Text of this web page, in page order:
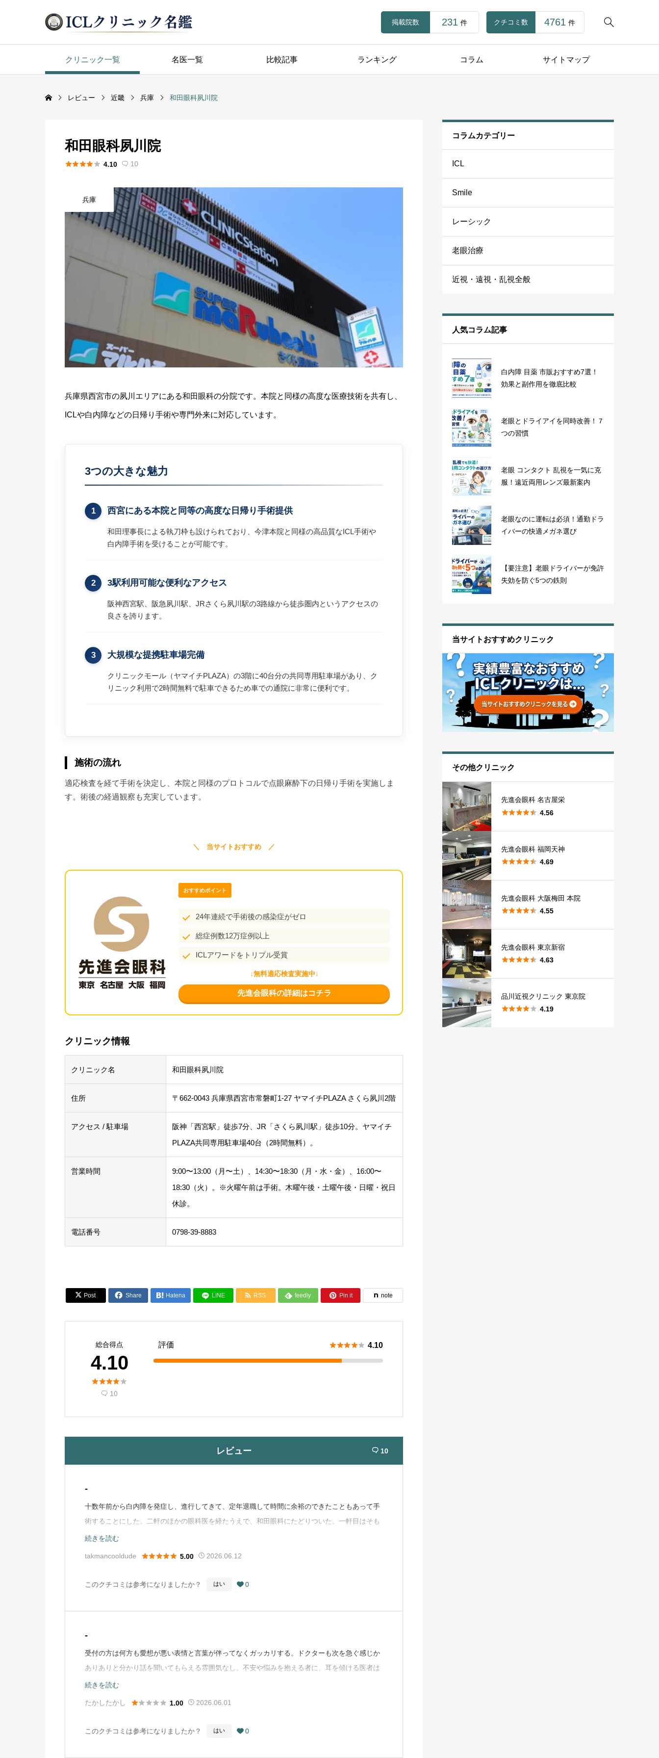

掲載院数 231 件 クチコミ数 4761 件
クリニック一覧 名医一覧 比較記事 ランキング コラム サイトマップ
レビュー 近畿 兵庫 和田眼科夙川院
和田眼科夙川院
 4.10  10
兵庫
兵庫県西宮市の夙川エリアにある和田眼科の分院です。本院と同様の高度な医療技術を共有し、
ICLや白内障などの日帰り手術や専門外来に対応しています。
3つの大きな魅力
1 西宮にある本院と同等の高度な日帰り手術提供
和田理事長による執刀枠も設けられており、今津本院と同様の高品質なICL手術や
白内障手術を受けることが可能です。
2 3駅利用可能な便利なアクセス
阪神西宮駅、阪急夙川駅、JRさくら夙川駅の3路線から徒歩圏内というアクセスの
良さを誇ります。
3 大規模な提携駐車場完備
クリニックモール（ヤマイチPLAZA）の3階に40台分の共同専用駐車場があり、ク
リニック利用で2時間無料で駐車できるため車での通院に非常に便利です。
施術の流れ
適応検査を経て手術を決定し、本院と同様のプロトコルで点眼麻酔下の日帰り手術を実施しま
す。術後の経過観察も充実しています。
＼ 当サイトおすすめ ／
おすすめポイント
24年連続で手術後の感染症がゼロ
総症例数12万症例以上
ICLアワードをトリプル受賞
↓無料適応検査実施中↓
先進会眼科の詳細はコチラ
クリニック情報
クリニック名 和田眼科夙川院
住所 〒662-0043 兵庫県西宮市常磐町1-27 ヤマイチPLAZA さくら夙川2階
アクセス / 駐車場
阪神「西宮駅」徒歩7分、JR「さくら夙川駅」徒歩10分。ヤマイチ
PLAZA共同専用駐車場40台（2時間無料）。
営業時間
9:00〜13:00（月〜土）、14:30〜18:30（月・水・金）、16:00〜
18:30（火）。※火曜午前は手術。木曜午後・土曜午後・日曜・祝日
休診。
電話番号 0798-39-8883
 Post  Share  Hatena LINE  RSS  feedly  Pin it note
総合得点
4.10

 10
評価  4.10
レビュー  10
-
十数年前から白内障を発症し、進行してきて、定年退職して時間に余裕のできたこともあって手
術することにした。二軒のほかの眼科医を経たうえで、和田眼科にたどりついた。一軒目はそも
そも（多焦点レンズの）白内障手術に懐疑的で、そんなことをしても見えるようになるかどうか
日取りを決めなさいといわれ、さくさく話を進められたのが嫌だった。その点、和田眼科は説明
会でも和田院長の、目の健康に対する情熱が伝わってきて好印象だった。実際に診察を受け始め
応も親切で気持ちのいいものであった。手術も非常に丁寧な仕事をしてくれた印象で、おそらく
和田院長は執刀技術のとても高い人なのだろうと思った。痛みもとくになかった。手術直後は目
を守ろうと思ってなるべく閉じていたのでよくわからなかったが、翌日、好天の日に外に出た
ら、街並みが、木々が、ピントの完全にあった写真を見るようにくっきり、すっきり見えて驚い
た。小学生の頃から数十本の眼鏡をかけてきたが、眼鏡を新調した後でもこんなに世の中がきれ
先生の勧めでパンオプティクスプロというレンズにしたのだが、遠方も中方もとてもよく見え
だが、手を伸ばしたくらいの距離の新聞や本は普通に読めるので、日常生活上、まったく支障が
続きを読む
takmancooldude  5.00 2026.06.12
このクチコミは参考になりましたか？ はい  0
-
受付の方は何方も愛想が悪い表情と言葉が伴ってなくガッカリする。ドクターも次を急ぐ感じか
ありありと分かり話を聞いてもらえる雰囲気なし。不安や悩みを抱える者に、耳を傾ける医者は
本当に少ない。聞いた事の答えではなく、自分が言いたい事を言っている。思う様な満足がない
続きを読む
たかしたかし  1.00 2026.06.01
このクチコミは参考になりましたか？ はい  0
コラムカテゴリー
ICL
Smile
レーシック
老眼治療
近視・遠視・乱視全般
人気コラム記事
白内障 目薬 市販おすすめ7選！
効果と副作用を徹底比較
老眼とドライアイを同時改善！７
つの習慣
老眼 コンタクト 乱視を一気に克
服！遠近両用レンズ最新案内
老眼なのに運転は必須！通勤ドラ
イバーの快適メガネ選び
【要注意】老眼ドライバーが免許
失効を防ぐ5つの鉄則
当サイトおすすめクリニック
その他クリニック
先進会眼科 名古屋栄
 4.56
先進会眼科 福岡天神
 4.69
先進会眼科 大阪梅田 本院
 4.55
先進会眼科 東京新宿
 4.63
品川近視クリニック 東京院
 4.19